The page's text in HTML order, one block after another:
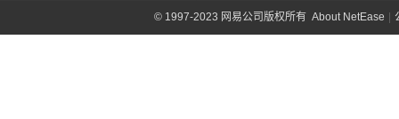
©1997-2023 网易公司版权所有 About NetEase